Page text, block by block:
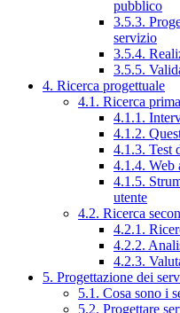
pubblico
3.5.3.
servizio
3.5.4.
3.5.5.
4. Ricerca progettuale
4.1. Ricerca
4.1.1.
4.1.2.
4.1.3. Test
4.1.4. Web
4.1.5.
utente
4.2. Ricerca
4.2.1.
4.2.2.
4.2.3.
5. Progettazione dei
5.1. Cosa sono i
5.2. Progettare